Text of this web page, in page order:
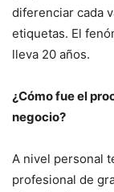
diferenciar cada
etiquetas. El
lleva 20 años.
¿Cómo fue el
negocio?
A nivel personal
profesional de